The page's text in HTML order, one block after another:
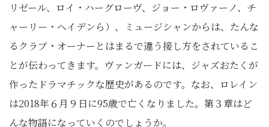
リゼール、ロイ・ハーグローヴ、ジョー・ロヴァーノ、チ
ャーリー・ヘイデンら）、ミュージシャンからは、たんな
るクラブ・オーナーとはまるで違う接し方をされているこ
とが伝わってきます。ヴァンガードには、ジャズおたくが
作ったドラマチックな歴史があるのです。なお、ロレイン
は2018年６月９日に95歳で亡くなりました。第３章はど
んな物語になっていくのでしょうか。